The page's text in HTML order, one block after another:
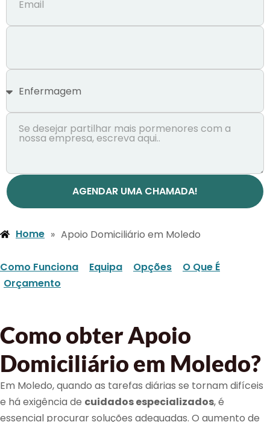
AGENDAR UMA CHAMADA!
Home » Apoio Domiciliário em Moledo
Como Funciona Equipa Opções
O Que É
Orçamento
Como obter Apoio
Domiciliário em Moledo?
Em Moledo, quando as tarefas diárias se tornam difíceis
e há exigência de cuidados especializados, é
essencial procurar soluções adequadas. O aumento de